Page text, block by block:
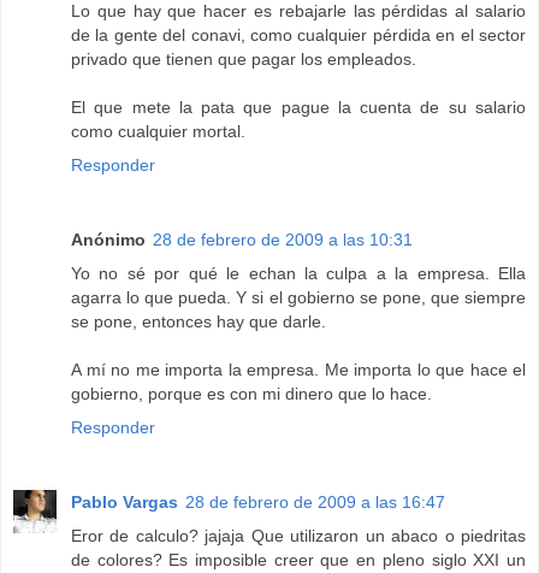
Lo que hay que hacer es rebajarle las pérdidas al salario
de la gente del conavi, como cualquier pérdida en el sector
privado que tienen que pagar los empleados.
El que mete la pata que pague la cuenta de su salario
como cualquier mortal.
Responder
Anónimo 28 de febrero de 2009 a las 10:31
Yo no sé por qué le echan la culpa a la empresa. Ella
agarra lo que pueda. Y si el gobierno se pone, que siempre
se pone, entonces hay que darle.
A mí no me importa la empresa. Me importa lo que hace el
gobierno, porque es con mi dinero que lo hace.
Responder
Pablo Vargas 28 de febrero de 2009 a las 16:47
Eror de calculo? jajaja Que utilizaron un abaco o piedritas
de colores? Es imposible creer que en pleno siglo XXI un